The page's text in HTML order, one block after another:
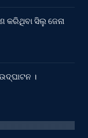
ସିଲୁ ଜେନା
।